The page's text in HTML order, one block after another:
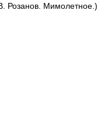
Розанов. Мимолетное.)